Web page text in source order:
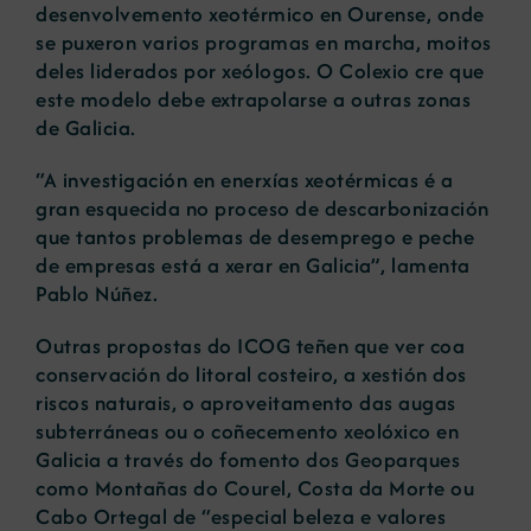
desenvolvemento xeotérmico en Ourense, onde
se puxeron varios programas en marcha, moitos
deles liderados por xeólogos. O Colexio cre que
este modelo debe extrapolarse a outras zonas
de Galicia.
“A investigación en enerxías xeotérmicas é a
gran esquecida no proceso de descarbonización
que tantos problemas de desemprego e peche
de empresas está a xerar en Galicia”, lamenta
Pablo Núñez.
Outras propostas do ICOG teñen que ver coa
conservación do litoral costeiro, a xestión dos
riscos naturais, o aproveitamento das augas
subterráneas ou o coñecemento xeolóxico en
Galicia a través do fomento dos Geoparques
como Montañas do Courel, Costa da Morte ou
Cabo Ortegal de “especial beleza e valores